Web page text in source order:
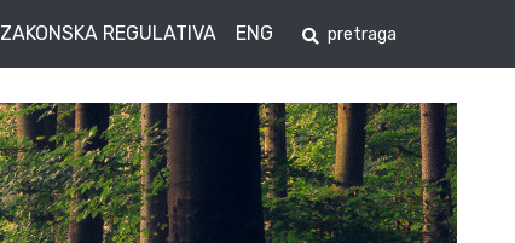
ZAKONSKA REGULATIVA ENG